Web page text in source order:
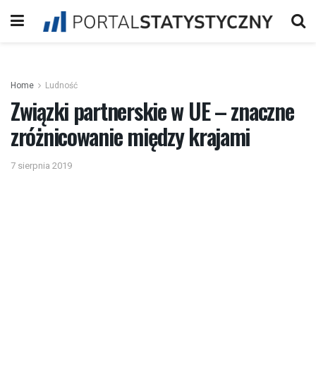
Home Ludność
Związki partnerskie w UE – znaczne
zróżnicowanie między krajami
7 sierpnia 2019